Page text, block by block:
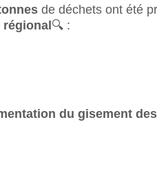
de déchets ont été
régional🔍 :
du gisement